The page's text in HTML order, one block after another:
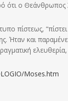
ο Θεάνθρωπος
πίστεως,
Ήταν και
Moses.htm